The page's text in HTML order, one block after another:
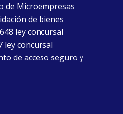
de Microempresas
de bienes
ley concursal
ley concursal
de acceso seguro y